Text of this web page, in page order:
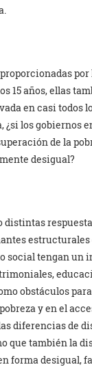
15 años, ellas
en casi todos
¿si los gobiernos
de la
desigual?
distintas
estructurales
social tengan un
obstáculos
y en el
diferencias de
que también la
forma desigual,